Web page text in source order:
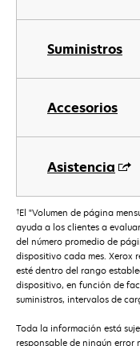
Suministros
Accesorios
Asistencia
†El "Volumen de página
ayuda a los clientes a
del número promedio de
dispositivo cada mes. Xerox
esté dentro del rango
dispositivo, en función de
suministros, intervalos de
Toda la información está
responsable de ningún error